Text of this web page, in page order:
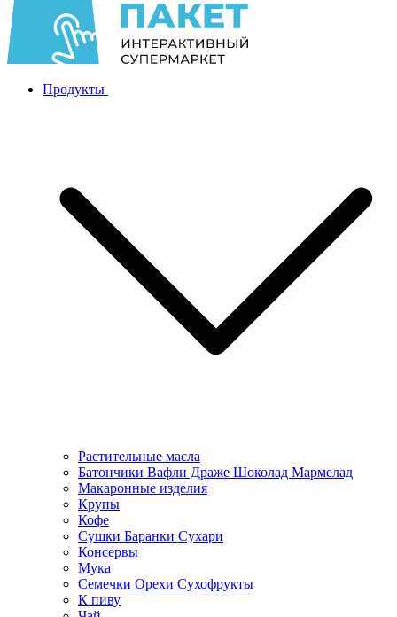
Продукты
Растительные масла
Батончики Вафли Драже Шоколад Мармелад
Макаронные изделия
Крупы
Кофе
Сушки Баранки Сухари
Консервы
Мука
Семечки Орехи Сухофрукты
К пиву